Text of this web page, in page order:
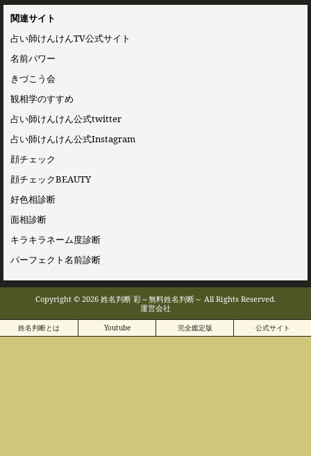
関連サイト
占い師けんけんTV公式サイト
名前パワー
きづこう会
観相学のすすめ
占い師けんけん公式twitter
占い師けんけん公式Instagram
顔チェック
顔チェックBEAUTY
好色相診断
面相診断
キラキラネーム度診断
パーフェクト名前診断
Copyright © 2026 姓名判断 彩～無料姓名判断～ All Rights Reserved.
運営会社
姓名判断とは Youtube 完全鑑定版 公式サイト